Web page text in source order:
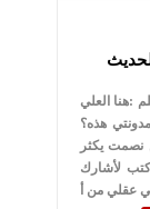
فاعلة مع الإعلام
من رفاق السلاح
وبكم تزهو المناصب
:هنا العلي
هذه؟
نصمت يكثر
لأشارك